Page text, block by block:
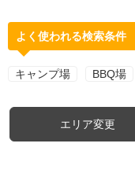
よく使われる検索条件
キャンプ場 BBQ場
エリア変更